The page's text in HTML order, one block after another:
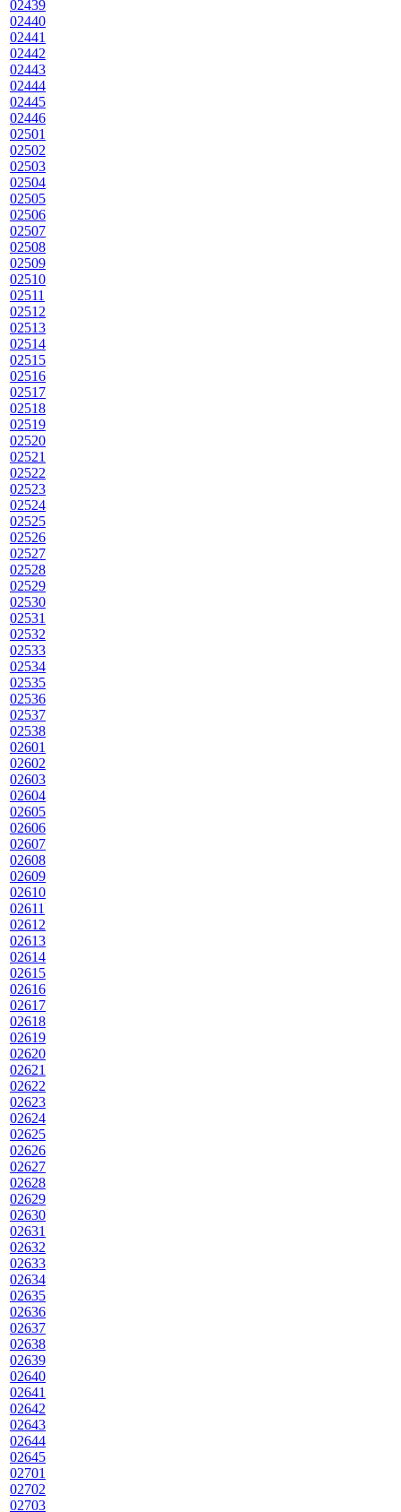
02439
02440
02441
02442
02443
02444
02445
02446
02501
02502
02503
02504
02505
02506
02507
02508
02509
02510
02511
02512
02513
02514
02515
02516
02517
02518
02519
02520
02521
02522
02523
02524
02525
02526
02527
02528
02529
02530
02531
02532
02533
02534
02535
02536
02537
02538
02601
02602
02603
02604
02605
02606
02607
02608
02609
02610
02611
02612
02613
02614
02615
02616
02617
02618
02619
02620
02621
02622
02623
02624
02625
02626
02627
02628
02629
02630
02631
02632
02633
02634
02635
02636
02637
02638
02639
02640
02641
02642
02643
02644
02645
02701
02702
02703